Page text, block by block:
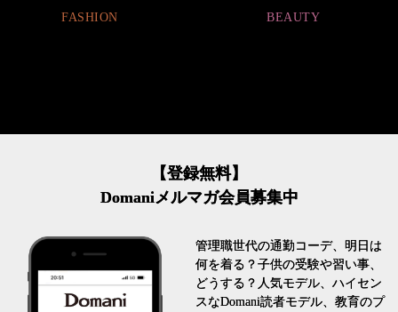
BEAUTY
【登録無料】
Domaniメルマガ会員募集中
管理職世代の通勤コーデ、明日は
何を着る？子供の受験や習い事、
どうする？人気モデル、ハイセン
スなDomani読者モデル、教育のプ